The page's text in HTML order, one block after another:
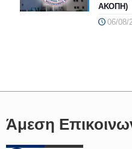
ΑΚΟΠΗ)
06/08/
Άμεση